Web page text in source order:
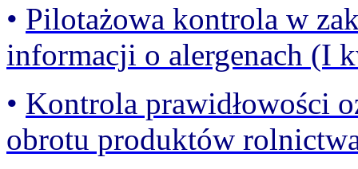
• Pilotażowa kontrola w
informacji o alergenach (I
• Kontrola prawidłowości
obrotu produktów